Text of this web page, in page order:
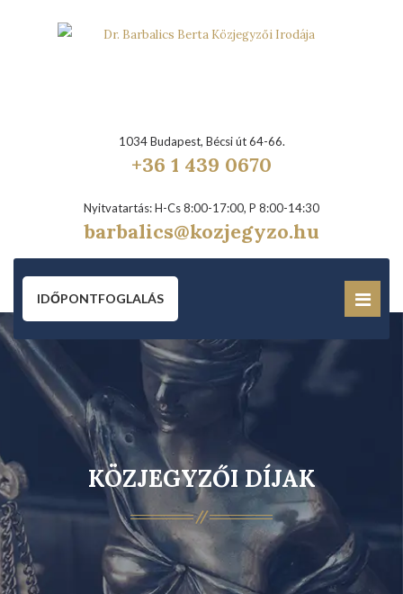
1034 Budapest, Bécsi út 64-66.
+36 1 439 0670
Nyitvatartás: H-Cs 8:00-17:00, P 8:00-14:30
barbalics@kozjegyzo.hu
IDŐPONTFOGLALÁS
KÖZJEGYZŐI DÍJAK